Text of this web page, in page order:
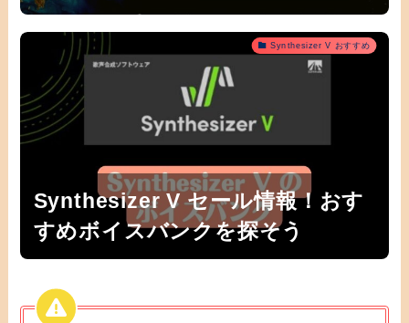
Synthesizer V おすすめ
Synthesizer V セール情報！おす
すめボイスバンクを探そう